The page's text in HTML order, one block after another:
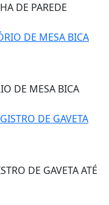
DE PAREDE
DE MESA BICA
DE GAVETA ATÉ